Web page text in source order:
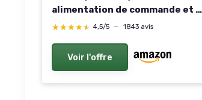
alimentation de commande et 2
batteries Noir WG163E GT3 avec
★★★★★
★★★★★ 4,5/5 — 1843 avis
Voir l'offre